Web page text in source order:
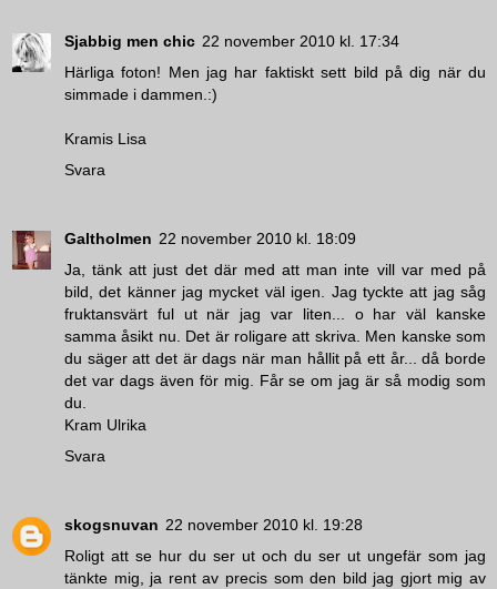
Sjabbig men chic 22 november 2010 kl. 17:34
Härliga foton! Men jag har faktiskt sett bild på dig när du
simmade i dammen.:)
Kramis Lisa
Svara
Galtholmen 22 november 2010 kl. 18:09
Ja, tänk att just det där med att man inte vill var med på
bild, det känner jag mycket väl igen. Jag tyckte att jag såg
fruktansvärt ful ut när jag var liten... o har väl kanske
samma åsikt nu. Det är roligare att skriva. Men kanske som
du säger att det är dags när man hållit på ett år... då borde
det var dags även för mig. Får se om jag är så modig som
du.
Kram Ulrika
Svara
skogsnuvan 22 november 2010 kl. 19:28
Roligt att se hur du ser ut och du ser ut ungefär som jag
tänkte mig, ja rent av precis som den bild jag gjort mig av